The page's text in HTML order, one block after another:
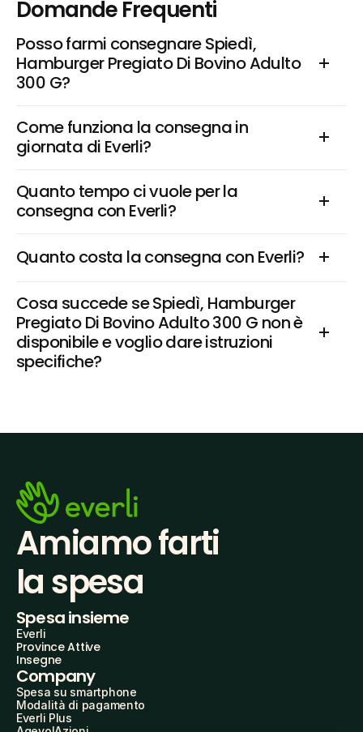
Domande Frequenti
Posso farmi consegnare Spiedì,
Hamburger Pregiato Di Bovino Adulto
300 G?
Come funziona la consegna in
giornata di Everli?
Quanto tempo ci vuole per la
consegna con Everli?
Quanto costa la consegna con Everli?
Cosa succede se Spiedì, Hamburger
Pregiato Di Bovino Adulto 300 G non è
disponibile e voglio dare istruzioni
specifiche?
Amiamo farti
la spesa
Spesa insieme
Everli
Province Attive
Insegne
Company
Spesa su smartphone
Modalità di pagamento
Everli Plus